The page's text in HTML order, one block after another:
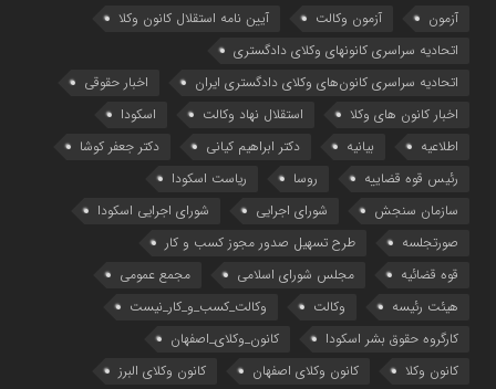
آزمون آزمون وکالت
آیین ‌نامه استقلال کانون وکلا
اتحادیه سراسری کانونهای وکلای دادگستری
اتحادیه سراسری کانون‌های وکلای دادگستری ایران
اخبار حقوقی
اخبار کانون های وکلا
استقلال نهاد وکالت
اسکودا
اطلاعیه
بیانیه دکتر ابراهیم کیانی
دکتر جعفر کوشا
رئیس قوه قضاییه
روسا
ریاست اسکودا
سازمان سنجش
شورای اجرایی
شورای اجرایی اسکودا
صورتجلسه
طرح تسهیل صدور مجوز کسب و کار
قوه قضائیه
مجلس شورای اسلامی
مجمع عمومی
هیئت رئیسه
وکالت
وکالت_کسب_و_کار_نیست
کارگروه حقوق بشر اسکودا
کانون_وکلای_اصفهان
کانون وکلا
کانون وکلای اصفهان کانون وکلای البرز